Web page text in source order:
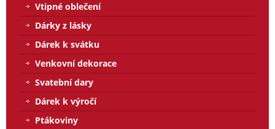
Vtipné oblečení
Dárky z lásky
Dárek k svátku
Venkovní dekorace
Svatební dary
Dárek k výročí
Ptákoviny